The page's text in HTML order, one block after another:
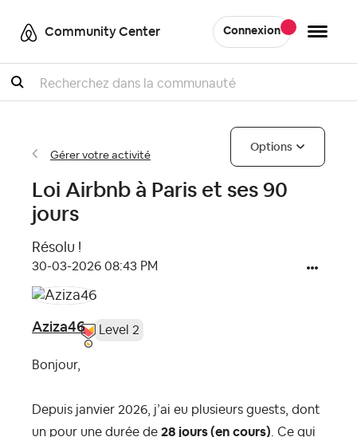
Community Center Connexion
Recherche
Gérer votre activité
Options
Loi Airbnb à Paris et ses 90
jours
Résolu !
‎30-03-2026 08:43 PM
Aziza46 Level 2
Bonjour,
Depuis janvier 2026, j’ai eu plusieurs guests, dont
un pour une durée de 28 jours (en cours) . Ce qui